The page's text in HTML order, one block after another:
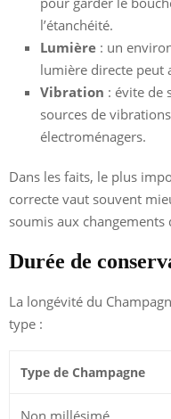
l’étanchéité.
Lumière : un
lumière directe peut
Vibration : évite de
sources de
électroménagers.
Dans les faits, le plus
correcte vaut souvent
soumis aux changements
Durée de
La longévité du
type :
Type de Champagne